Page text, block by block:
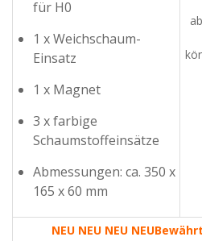
für H0
1 x Weichschaum-
Einsatz
1 x Magnet
3 x farbige
Schaumstoffeinsätze
Abmessungen: ca. 350 x
165 x 60 mm
NEU NEU NEU NEU